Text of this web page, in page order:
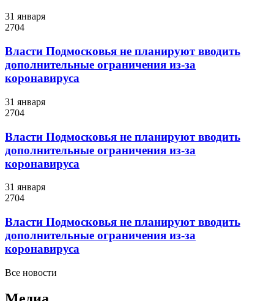
31 января
2704
Власти Подмосковья не планируют вводить
дополнительные ограничения из-за
коронавируса
31 января
2704
Власти Подмосковья не планируют вводить
дополнительные ограничения из-за
коронавируса
31 января
2704
Власти Подмосковья не планируют вводить
дополнительные ограничения из-за
коронавируса
Все новости